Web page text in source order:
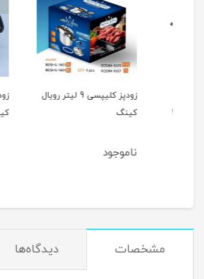
زودپز کلیپسی 9 لیتر رویال
ناموجود
مشخصات دیدگاه‌ها